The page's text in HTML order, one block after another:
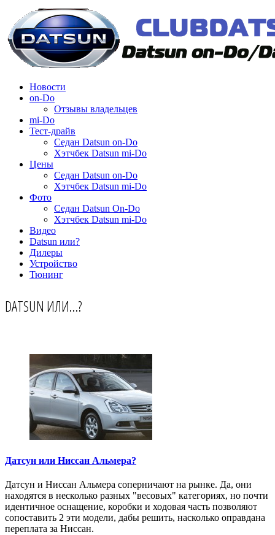
Новости
on-Do
Отзывы владельцев
mi-Do
Тест-драйв
Седан Datsun on-Do
Хэтчбек Datsun mi-Do
Цены
Седан Datsun on-Do
Хэтчбек Datsun mi-Do
Фото
Седан Datsun On-Do
Хэтчбек Datsun mi-Do
Видео
Datsun или?
Дилеры
Устройство
Тюнинг
DATSUN ИЛИ…?
Датсун или Ниссан Альмера?
Датсун и Ниссан Альмера соперничают на рынке. Да, они
находятся в несколько разных "весовых" категориях, но почти
идентичное оснащение, коробки и ходовая часть позволяют
сопоставить 2 эти модели, дабы решить, насколько оправдана
переплата за Ниссан.